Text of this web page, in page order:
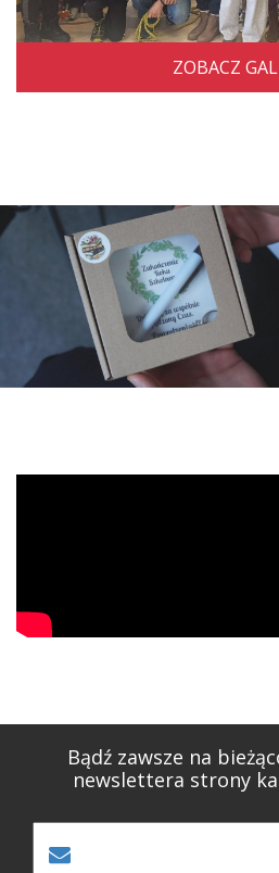
ZOBACZ
Bądź zawsze na
newslettera strony